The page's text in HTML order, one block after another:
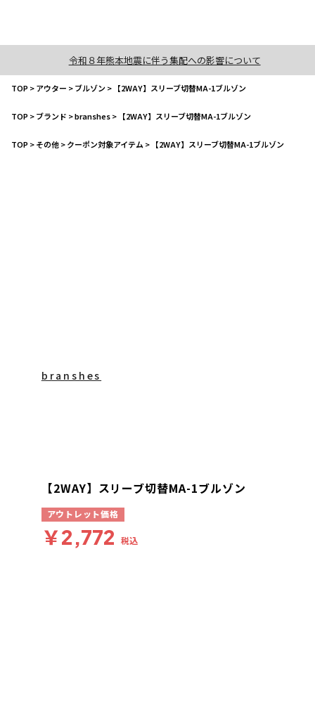
令和８年熊本地震に伴う集配への影響について
TOP>アウター >ブルゾン> 【2WAY】スリーブ切替MA-1ブルゾン
TOP>ブランド >branshes> 【2WAY】スリーブ切替MA-1ブルゾン
TOP>その他>クーポン対象アイテム > 【2WAY】スリーブ切替MA-1ブルゾン
branshes
【2WAY】スリーブ切替MA-1ブルゾン
アウトレット価格
￥2,772 税込